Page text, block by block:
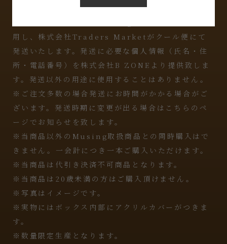
らないよう検品をしております。
用し、株式会社Traders Marketがクール便にて
発送いたします。発送に必要な個人情報（氏名・住
所・電話番号）を株式会社B ZONEより提供致しま
す。発送以外の用途に使用することはありません。
※ご注文多数の場合発送にお時間がかかる場合がご
ざいます。発送時期に変更が出る場合はこちらのペ
ージでお知らせを致します。
※当商品以外のMusing取扱商品との同時購入はで
きません。一会計につき一本ご購入いただけます。
※当商品は代引き決済不可商品となります。
※当商品は20歳未満の方はご購入頂けません。
※写真はイメージです。
※実物にはボックス内部にアクリルカバーがつきま
す。
※数量限定生産となります。